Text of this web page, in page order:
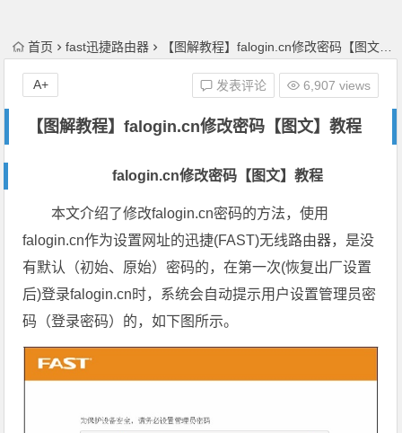
首页 fast迅捷路由器 【图解教程】falogin.cn修改密码【图文】教程
【图解教程】falogin.cn修改密码【图文】教程
发表评论 6,907 views
A+
falogin.cn修改密码【图文】教程
本文介绍了修改falogin.cn密码的方法，使用
falogin.cn作为设置网址的迅捷(FAST)无线路由器，是没
有默认（初始、原始）密码的，在第一次(恢复出厂设置
后)登录falogin.cn时，系统会自动提示用户设置管理员密
码（登录密码）的，如下图所示。